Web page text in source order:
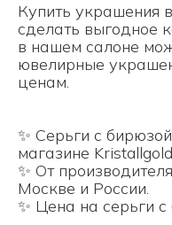
Купить украшения
сделать выгодное
в нашем салоне
ювелирные
ценам.
✨ Серьги с
магазине
✨ От
Москве и России.
✨ Цена на серьги